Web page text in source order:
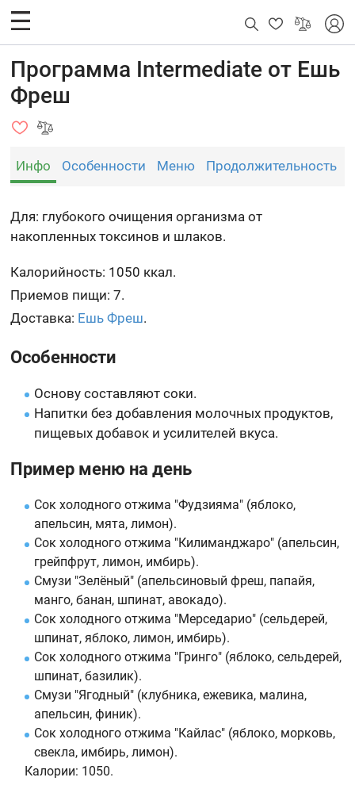
Программа Intermediate от Ешь
Фреш
Инфо Особенности Меню Продолжительность
Для: глубокого очищения организма от
накопленных токсинов и шлаков.
Калорийность: 1050 ккал.
Приемов пищи: 7.
Доставка: Ешь Фреш.
Особенности
Основу составляют соки.
Напитки без добавления молочных продуктов,
пищевых добавок и усилителей вкуса.
Пример меню на день
Сок холодного отжима "Фудзияма" (яблоко,
апельсин, мята, лимон).
Сок холодного отжима "Килиманджаро" (апельсин,
грейпфрут, лимон, имбирь).
Смузи "Зелёный" (апельсиновый фреш, папайя,
манго, банан, шпинат, авокадо).
Сок холодного отжима "Мерседарио" (сельдерей,
шпинат, яблоко, лимон, имбирь).
Сок холодного отжима "Гринго" (яблоко, сельдерей,
шпинат, базилик).
Смузи "Ягодный" (клубника, ежевика, малина,
апельсин, финик).
Сок холодного отжима "Кайлас" (яблоко, морковь,
свекла, имбирь, лимон).
Калории: 1050.